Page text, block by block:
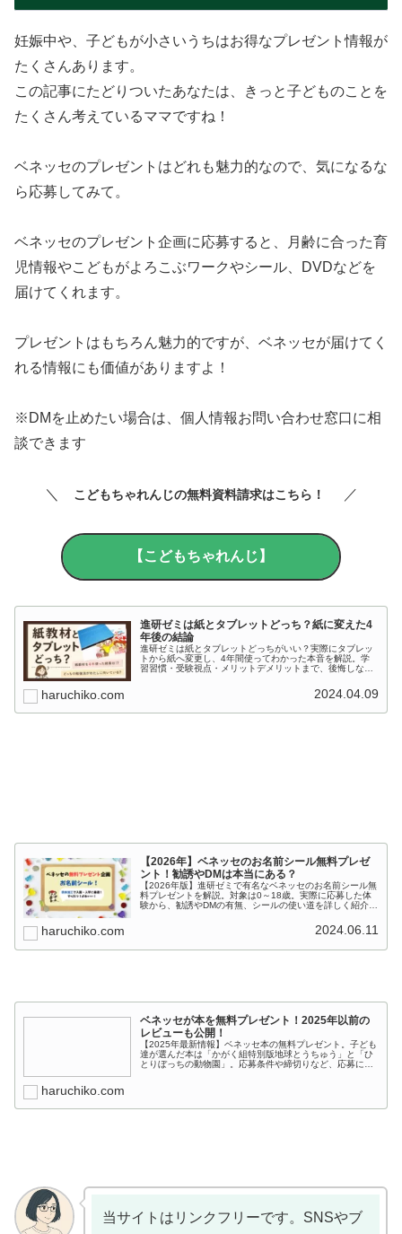
妊娠中や、子どもが小さいうちはお得なプレゼント情報が
たくさんあります。
この記事にたどりついたあなたは、きっと子どものことを
たくさん考えているママですね！
ベネッセのプレゼントはどれも魅力的なので、気になるな
ら応募してみて。
ベネッセのプレゼント企画に応募すると、月齢に合った育
児情報やこどもがよろこぶワークやシール、DVDなどを
届けてくれます。
プレゼントはもちろん魅力的ですが、ベネッセが届けてく
れる情報にも価値がありますよ！
※DMを止めたい場合は、個人情報お問い合わせ窓口に相
談できます
＼ こどもちゃれんじの無料資料請求はこちら！ ／
【こどもちゃれんじ】
進研ゼミは紙とタブレットどっち？紙に変えた4
年後の結論
進研ゼミは紙とタブレットどっちがいい？実際にタブレッ
トから紙へ変更し、4年間使ってわかった本音を解説。学
習習慣・受験視点・メリットデメリットまで、後悔しない
haruchiko.com 2024.04.09
【2026年】ベネッセのお名前シール無料プレゼ
ント！勧誘やDMは本当にある？
【2026年版】進研ゼミで有名なベネッセのお名前シール無
料プレゼントを解説。対象は0～18歳。実際に応募した体
験から、勧誘やDMの有無、シールの使い道を詳しく紹介し
haruchiko.com 2024.06.11
ベネッセが本を無料プレゼント！2025年以前の
レビューも公開！
【2025年最新情報】ベネッセ本の無料プレゼント。子ども
達が選んだ本は「かがく組特別版地球とうちゅう」と「ひ
とりぼっちの動物園」。応募条件や締切りなど、応募に必
haruchiko.com
当サイトはリンクフリーです。SNSやブ